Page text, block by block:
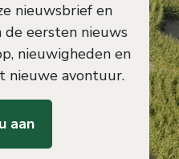
nieuwsbrief en
de eersten nieuws
nieuwigheden en
nieuwe avontuur.
aan